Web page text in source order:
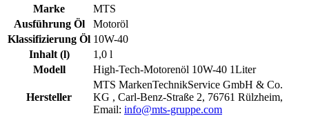
Marke
MTS
Ausführung Öl
Motoröl
Klassifizierung Öl 10W-40
Inhalt (l)
1,0 l
Modell
High-Tech-Motorenöl 10W-40 1Liter
Hersteller
MTS MarkenTechnikService GmbH & Co.
KG , Carl-Benz-Straße 2, 76761 Rülzheim,
Email: info@mts-gruppe.com